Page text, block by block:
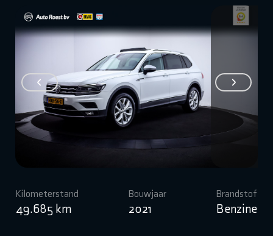
Kilometerstand
49.685 km
Bouwjaar
2021
Brandstof
Benzine